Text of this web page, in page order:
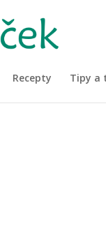
Recepty Tipy a